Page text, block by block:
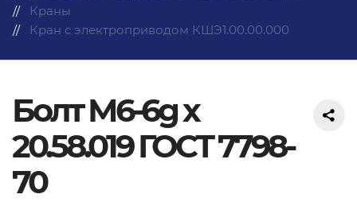
Краны
Кран с электроприводом КШЭ1.00.00.000
Болт М6-6g х
20.58.019 ГОСТ 7798-
70